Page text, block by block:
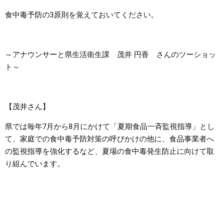
食中毒予防の3原則を覚えておいてください。
～アナウンサーと県生活衛生課 茂井 円香 さんのツーショッ
ト～
【茂井さん】
県では毎年7月から8月にかけて「夏期食品一斉監視指導」とし
て、家庭での食中毒予防対策の呼びかけの他に、食品事業者へ
の監視指導を強化するなど、夏場の食中毒発生防止に向けて取
り組んでいます。